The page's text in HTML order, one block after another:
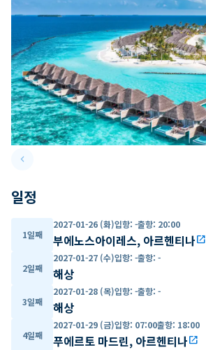
keyboard_arrow_leftPrevious slide
일정
1일째
2027-01-26 (화)입항: -출항: 20:00
부에노스아이레스, 아르헨티나open_in_new
2일째
2027-01-27 (수)입항: -출항: -
해상
3일째
2027-01-28 (목)입항: -출항: -
해상
4일째
2027-01-29 (금)입항: 07:00출항: 18:00
푸에르토 마드린, 아르헨티나open_in_new